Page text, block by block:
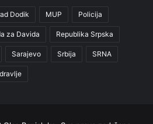
Dodik MUP Policija
za Davida Republika Srpska
Sarajevo Srbija SRNA